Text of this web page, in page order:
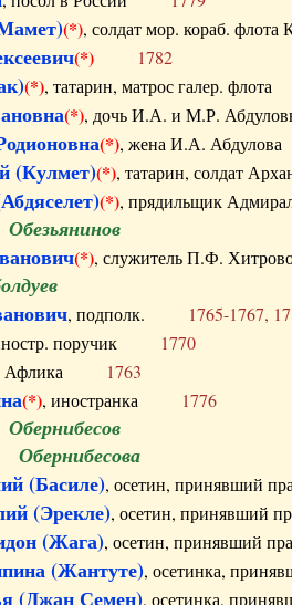
(*), солдат мор. кораб.
(*) 1782
(*), татарин, матрос галер.
(*), дочь И.А. и М.Р.
(*), жена И.А.
(Кулмет)(*), татарин, солдат
(*), прядильщик
(*), служитель П.Ф.
, подполк. 1765-1767,
поручик 1770
И. Афлика 1763
(*), иностранка 1776
(Басиле), осетин, принявший
(Эрекле), осетин, принявший
(Жага), осетин, принявший
(Жантуте), осетинка,
(Джан Семен), осетинка,